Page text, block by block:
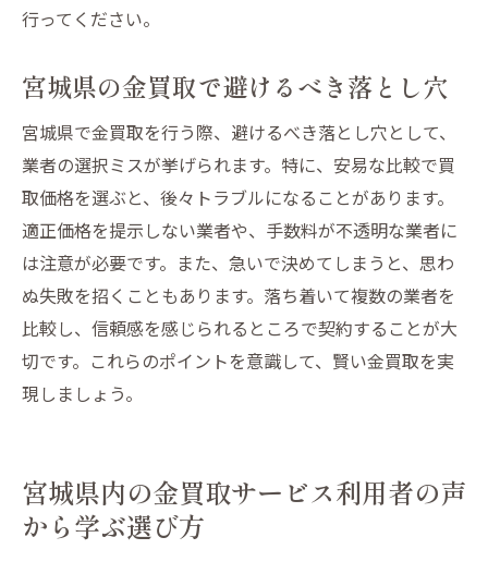
行ってください。
宮城県の金買取で避けるべき落とし穴
宮城県で金買取を行う際、避けるべき落とし穴として、
業者の選択ミスが挙げられます。特に、安易な比較で買
取価格を選ぶと、後々トラブルになることがあります。
適正価格を提示しない業者や、手数料が不透明な業者に
は注意が必要です。また、急いで決めてしまうと、思わ
ぬ失敗を招くこともあります。落ち着いて複数の業者を
比較し、信頼感を感じられるところで契約することが大
切です。これらのポイントを意識して、賢い金買取を実
現しましょう。
宮城県内の金買取サービス利用者の声
から学ぶ選び方